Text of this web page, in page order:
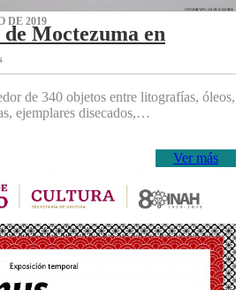
DE 2019
Moctezuma en
de 340 objetos entre litografías, óleos,
ejemplares disecados,…
Ver más